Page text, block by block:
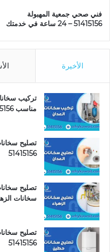
فني صحي جمعية المهبولة
51415156 – 24 ساعة في خدمتك
الأخيرة
تركيب
مناسب 51415156
51415156
تصليح
سخانات
تصليح
51415156